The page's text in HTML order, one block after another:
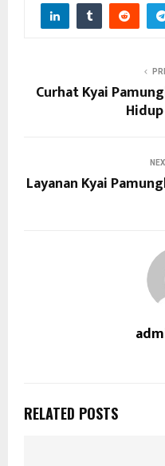
Curhat Kyai
Layanan Kyai
RELATED POSTS